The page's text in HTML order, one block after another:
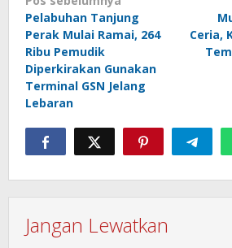
pos
Pelabuhan Tanjung
Perak Mulai Ramai, 264
Ribu Pemudik
Diperkirakan Gunakan
Terminal GSN Jelang
Lebaran
Ceria,
Jangan Lewatkan